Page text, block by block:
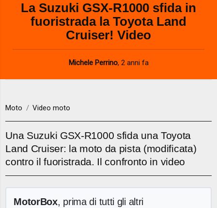
La Suzuki GSX-R1000 sfida in
fuoristrada la Toyota Land
Cruiser! Video
Michele Perrino, 2 anni fa
Moto Video moto
Una Suzuki GSX-R1000 sfida una Toyota
Land Cruiser: la moto da pista (modificata)
contro il fuoristrada. Il confronto in video
MotorBox, prima di tutti gli altri